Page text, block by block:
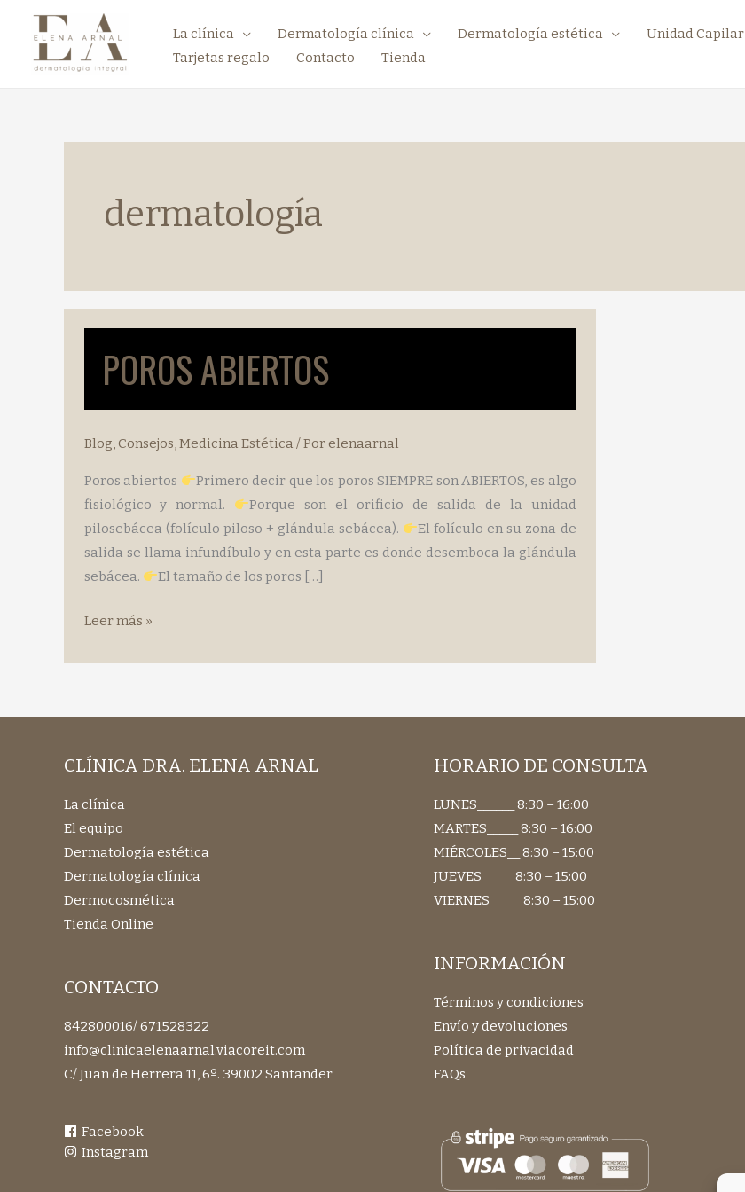
La clínica Dermatología clínica Dermatología estética Unidad Capilar
Tarjetas regalo
Contacto Tienda
dermatología
POROS ABIERTOS
Blog, Consejos,Medicina Estética / Por elenaarnal
Poros abiertos
Primero decir que los poros SIEMPRE son ABIERTOS, es algo
fisiológico y normal.
Porque son el orificio de salida de la unidad
pilosebácea (folículo piloso + glándula sebácea).
El folículo en su zona de
salida se llama infundíbulo y en esta parte es donde desemboca la glándula
sebácea.
El tamaño de los poros […]
POROS
Leer más »
CLÍNICA DRA. ELENA ARNAL
La clínica
El equipo
Dermatología estética
Dermatología clínica
Dermocosmética
Tienda Online
CONTACTO
842800016/671528322
info@clinicaelenaarnal.viacoreit.com
C/ Juan de Herrera 11, 6º. 39002 Santander
Facebook
Instagram
HORARIO DE CONSULTA
LUNES______ 8:30 – 16:00
MARTES_____ 8:30 – 16:00
MIÉRCOLES__ 8:30 – 15:00
JUEVES_____ 8:30 – 15:00
VIERNES_____ 8:30 – 15:00
INFORMACIÓN
Términos y condiciones
Envío y devoluciones
Política de privacidad
FAQs